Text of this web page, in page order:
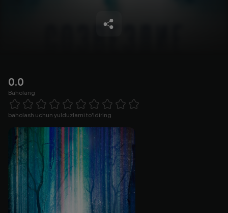
0.0
Baholang
1 Star 2 Stars 3 Stars 4 Stars5 Stars 6 Stars7 Stars8 Stars
baholash uchun yulduzlarni to'ldiring